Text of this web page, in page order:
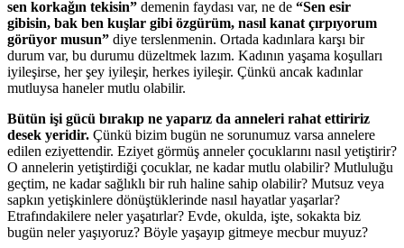
sen korkağın tekisin” demenin faydası var, ne de “Sen esir
gibisin, bak ben kuşlar gibi özgürüm, nasıl kanat çırpıyorum
görüyor musun” diye terslenmenin. Ortada kadınlara karşı bir
durum var, bu durumu düzeltmek lazım. Kadının yaşama koşulları
iyileşirse, her şey iyileşir, herkes iyileşir. Çünkü ancak kadınlar
mutluysa haneler mutlu olabilir.
Bütün işi gücü bırakıp ne yaparız da anneleri rahat ettiririz
desek yeridir. Çünkü bizim bugün ne sorunumuz varsa annelere
edilen eziyettendir. Eziyet görmüş anneler çocuklarını nasıl yetiştirir?
O annelerin yetiştirdiği çocuklar, ne kadar mutlu olabilir? Mutluluğu
geçtim, ne kadar sağlıklı bir ruh haline sahip olabilir? Mutsuz veya
sapkın yetişkinlere dönüştüklerinde nasıl hayatlar yaşarlar?
Etrafındakilere neler yaşatırlar? Evde, okulda, işte, sokakta biz
bugün neler yaşıyoruz? Böyle yaşayıp gitmeye mecbur muyuz?